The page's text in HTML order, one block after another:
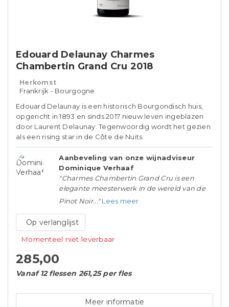
Edouard Delaunay Charmes
Chambertin Grand Cru 2018
Herkomst
Frankrijk - Bourgogne
Edouard Delaunay is een historisch Bourgondisch huis,
opgericht in 1893 en sinds 2017 nieuw leven ingeblazen
door Laurent Delaunay. Tegenwoordig wordt het gezien
als een rising star in de Côte de Nuits.
Aanbeveling van onze wijnadviseur
Dominique Verhaaf
"Charmes Chambertin Grand Cru is een
elegante meesterwerk in de wereld van de
Pinot Noir..." Lees meer
Op verlanglijst
Momenteel niet leverbaar
285,00
Vanaf 12 flessen 261,25 per fles
Meer informatie